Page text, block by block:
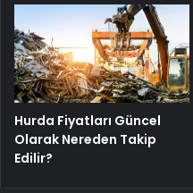
Hurda Fiyatları Güncel
Olarak Nereden Takip
Edilir?